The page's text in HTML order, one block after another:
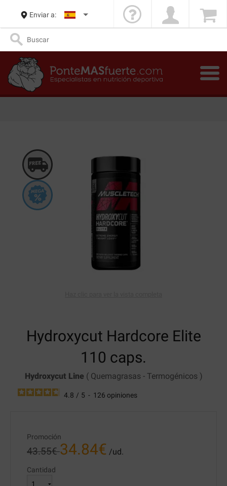
Enviar a:
Hydroxycut Hardcore Elite
110 caps.
Hydroxycut Line ( Quemagrasas - Termogénicos )
4.8 / 5 - 126 opiniones
Promoción
43.55€ 34.84€ /ud.
Cantidad